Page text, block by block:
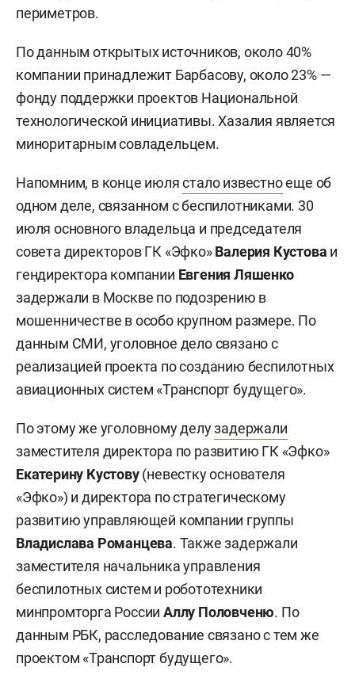
периметров.
По данным открытых источников, около 40%
компании принадлежит Барбасову, около 23% —
фонду поддержки проектов Национальной
технологической инициативы. Хазалия является
миноритарным совладельцем.
Напомним, в конце июлястало известноеще об
одном деле, связанном с беспилотниками. 30
июля основного владельца и председателя
совета директоров ГК «Эфко»Валерия Кустова и
гендиректора компании Евгения Ляшенко
задержали в Москве по подозрению в
мошенничестве в особо крупном размере. По
данным СМИ, уголовное дело связано с
реализацией проекта по созданию беспилотных
авиационных систем «Транспорт будущего».
По этому же уголовному делузадержали
заместителя директора по развитию ГК «Эфко»
Екатерину Кустову(невестку основателя
«Эфко») и директора по стратегическому
развитию управляющей компании группы
Владислава Романцева. Также задержали
заместителя начальника управления
беспилотных систем и робототехники
минпромторга РоссииАллу Половченю. По
данным РБК, расследование связано с тем же
проектом «Транспорт будущего».